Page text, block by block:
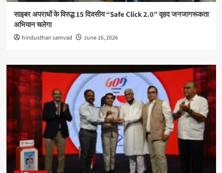
साइबर अपराधों के विरुद्ध 15 दिवसीय “Safe Click 2.0” वृहद जनजागरूकता
अभियान चलेगा
hindusthan samvad June 16, 2026